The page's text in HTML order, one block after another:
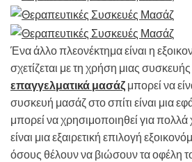
Ένα άλλο πλεονέκτημα είναι η
σχετίζεται με τη χρήση μιας
επαγγελματικά μασάζ μπορεί να
συσκευή μασάζ στο σπίτι είναι μια
μπορεί να χρησιμοποιηθεί για
είναι μια εξαιρετική επιλογή
όσους θέλουν να βιώσουν τα οφέλη